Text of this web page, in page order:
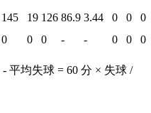
145 19 126 86.9 3.44 0 0
0
0 0 0 - - 0 0
0
- 平均失球 = 60 分 × 失球 /